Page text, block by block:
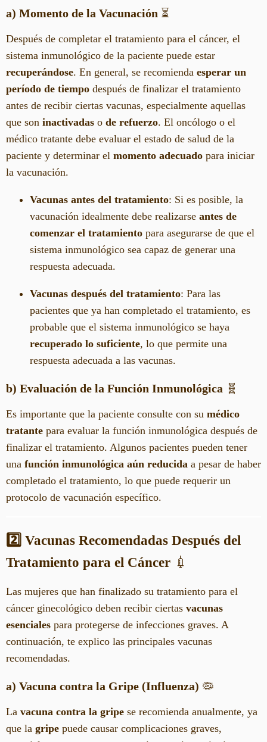
a) Momento de la Vacunación ⏳
Después de completar el tratamiento para el cáncer, el
sistema inmunológico de la paciente puede estar
recuperándose. En general, se recomienda esperar un
período de tiempo después de finalizar el tratamiento
antes de recibir ciertas vacunas, especialmente aquellas
que son inactivadas o de refuerzo. El oncólogo o el
médico tratante debe evaluar el estado de salud de la
paciente y determinar el momento adecuado para iniciar
la vacunación.
Vacunas antes del tratamiento: Si es posible, la
vacunación idealmente debe realizarse antes de
comenzar el tratamiento para asegurarse de que el
sistema inmunológico sea capaz de generar una
respuesta adecuada.
Vacunas después del tratamiento: Para las
pacientes que ya han completado el tratamiento, es
probable que el sistema inmunológico se haya
recuperado lo suficiente, lo que permite una
respuesta adecuada a las vacunas.
b) Evaluación de la Función Inmunológica 🧬
Es importante que la paciente consulte con su médico
tratante para evaluar la función inmunológica después de
finalizar el tratamiento. Algunos pacientes pueden tener
una función inmunológica aún reducida a pesar de haber
completado el tratamiento, lo que puede requerir un
protocolo de vacunación específico.
2️⃣ Vacunas Recomendadas Después del
Tratamiento para el Cáncer 💉
Las mujeres que han finalizado su tratamiento para el
cáncer ginecológico deben recibir ciertas vacunas
esenciales para protegerse de infecciones graves. A
continuación, te explico las principales vacunas
recomendadas.
a) Vacuna contra la Gripe (Influenza) 🦠
La vacuna contra la gripe se recomienda anualmente, ya
que la gripe puede causar complicaciones graves,